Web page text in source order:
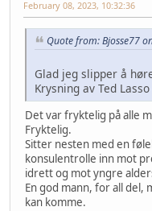
February 08, 2023, 10:32:36
Quote from: Bjosse77
Glad jeg slipper å
Krysning av Ted
Det var fryktelig på alle
Fryktelig.
Sitter nesten med en
konsulentrolle inn mot
idrett og mot yngre
En god mann, for all del,
kan komme.